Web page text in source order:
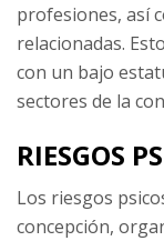
profesiones, así
relacionadas.
con un bajo
sectores de la
RIESGOS
Los riesgos
concepción,